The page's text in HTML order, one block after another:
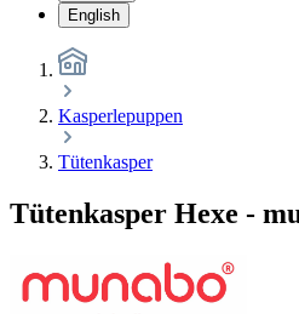
English
Kasperlepuppen
Tütenkasper
Tütenkasper Hexe -